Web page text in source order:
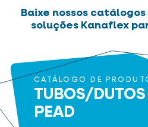
Baixe nossos
soluções Kanaflex
CATÁLOGO DE
TUBOS/DUTOS
PEAD